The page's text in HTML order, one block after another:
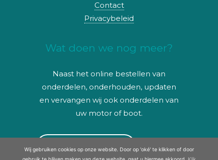
Contact
Privacybeleid
Wat doen we nog meer?
Naast het online bestellen van
onderdelen, onderhouden, updaten
en vervangen wij ook onderdelen van
uw motor of boot.
kijk ook op oome.nl
Wij gebruiken cookies op onze website. Door op 'oké' te klikken of door